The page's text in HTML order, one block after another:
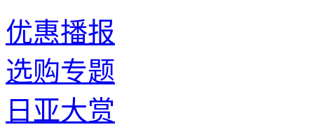
优惠播报
选购专题
日亚大赏